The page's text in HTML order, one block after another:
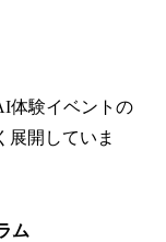
体験イベントの
展開していま
ム